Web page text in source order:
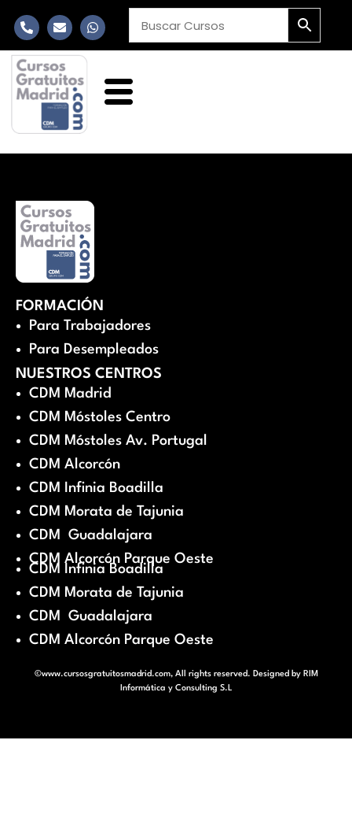
FORMACIÓN
Para Trabajadores
Para Desempleados
NUESTROS CENTROS
CDM Madrid
CDM Móstoles Centro
CDM Móstoles Av. Portugal
CDM Alcorcón
CDM Infinia Boadilla
CDM Morata de Tajunia
CDM Guadalajara
CDM Alcorcón Parque Oeste
CDM Infinia Boadilla
CDM Morata de Tajunia
CDM Guadalajara
CDM Alcorcón Parque Oeste
©www.cursosgratuitosmadrid.com, All rights reserved. Designed by RIM
Informática y Consulting S.L